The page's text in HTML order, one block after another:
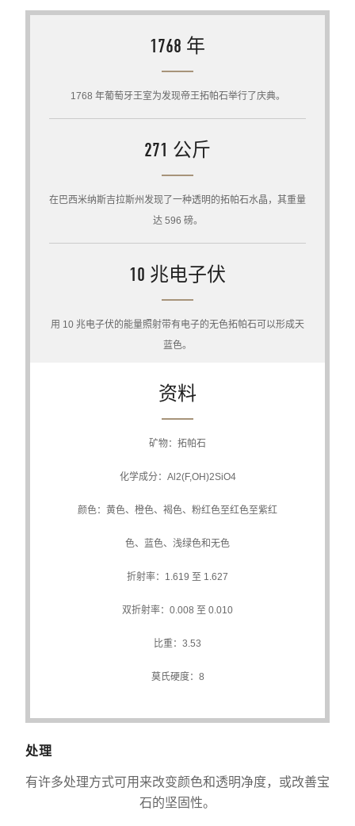
1768 年
1768 年葡萄牙王室为发现帝王拓帕石举行了庆典。
271 公斤
在巴西米纳斯吉拉斯州发现了一种透明的拓帕石水晶，其重量
达 596 磅。
10 兆电子伏
用 10 兆电子伏的能量照射带有电子的无色拓帕石可以形成天
蓝色。
资料
矿物：拓帕石
化学成分：Al2(F,OH)2SiO4
颜色：黄色、橙色、褐色、粉红色至红色至紫红
色、蓝色、浅绿色和无色
折射率：1.619 至 1.627
双折射率：0.008 至 0.010
比重：3.53
莫氏硬度：8
处理
有许多处理方式可用来改变颜色和透明净度，或改善宝
石的坚固性。